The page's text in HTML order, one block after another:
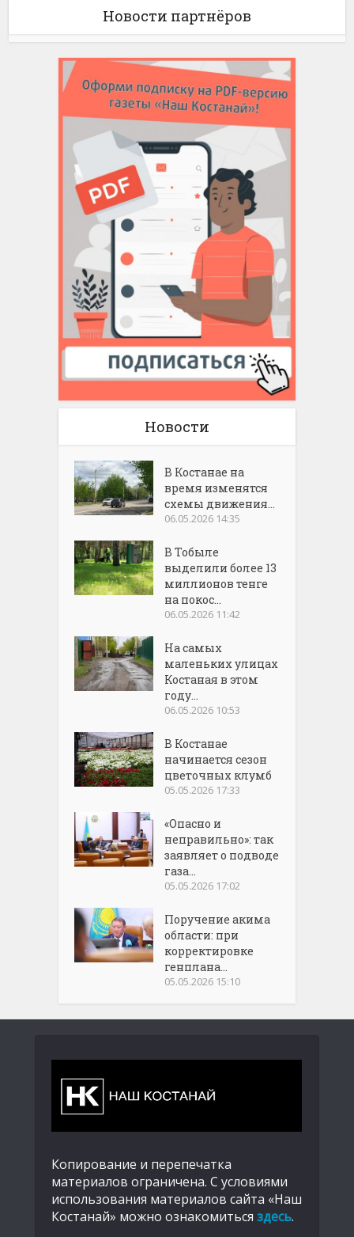
Новости партнёров
Новости
В Костанае на
время изменятся
схемы движения...
06.05.2026 14:35
В Тобыле
выделили более 13
миллионов тенге
на покос...
06.05.2026 11:42
На самых
маленьких улицах
Костаная в этом
году...
06.05.2026 10:53
В Костанае
начинается сезон
цветочных клумб
05.05.2026 17:33
«Опасно и
неправильно»: так
заявляет о подводе
газа...
05.05.2026 17:02
Поручение акима
области: при
корректировке
генплана...
05.05.2026 15:10
Копирование и перепечатка
материалов ограничена. С условиями
использования материалов сайта «Наш
Костанай» можно ознакомиться здесь.